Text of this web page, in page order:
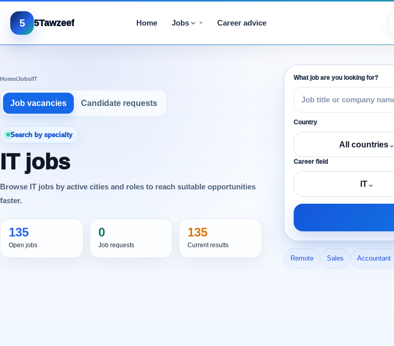
5 5Tawzeef Home Jobs Career advice
Home/Jobs/IT
Job vacancies Candidate requests
Search by specialty
IT jobs
Browse IT jobs by active cities and roles to reach suitable opportunities
faster.
135
Open jobs
0
Job requests
135
Current results
What job are you looking for?
Country
All countries⌄
Career field
IT⌄
Remote Sales Accountant